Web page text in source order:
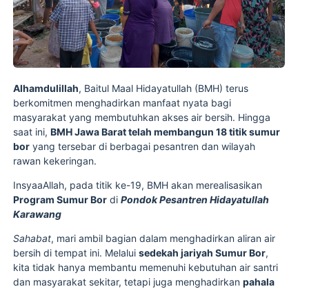
Alhamdulillah, Baitul Maal Hidayatullah (BMH) terus
berkomitmen menghadirkan manfaat nyata bagi
masyarakat yang membutuhkan akses air bersih. Hingga
saat ini,BMH Jawa Barat telah membangun 18 titik sumur
bor yang tersebar di berbagai pesantren dan wilayah
rawan kekeringan.
InsyaaAllah, pada titik ke-19, BMH akan merealisasikan
Program Sumur Bor diPondok Pesantren Hidayatullah
Karawang
Sahabat, mari ambil bagian dalam menghadirkan aliran air
bersih di tempat ini. Melaluisedekah jariyah Sumur Bor,
kita tidak hanya membantu memenuhi kebutuhan air santri
dan masyarakat sekitar, tetapi juga menghadirkanpahala